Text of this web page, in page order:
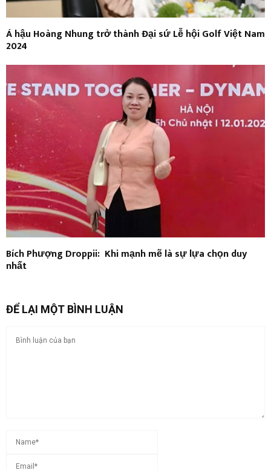
Á hậu Hoàng Nhung trở thành Đại sứ Lễ hội Golf Việt Nam
2024
Bích Phượng Droppii: Khi mạnh mẽ là sự lựa chọn duy
nhất
ĐỂ LẠI MỘT BÌNH LUẬN